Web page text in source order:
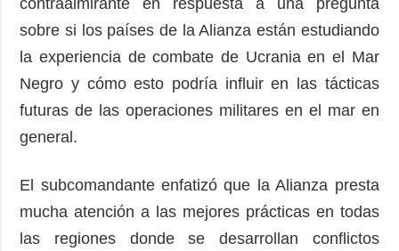
sobre si los países de la Alianza están estudiando
la experiencia de combate de Ucrania en el Mar
Negro y cómo esto podría influir en las tácticas
futuras de las operaciones militares en el mar en
general.
El subcomandante enfatizó que la Alianza presta
mucha atención a las mejores prácticas en todas
las regiones donde se desarrollan conflictos